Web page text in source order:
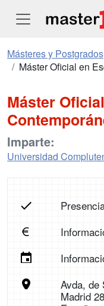
Másteres y Postgrados
Máster Oficial en
Máster
Imparte:
Universidad
Avda, de
Madrid